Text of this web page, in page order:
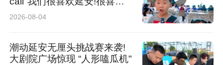
陕北民歌!“
2026-08-04
潮动延安无厘头挑战赛来袭!
大剧院广场惊现 “人形嗑瓜机"